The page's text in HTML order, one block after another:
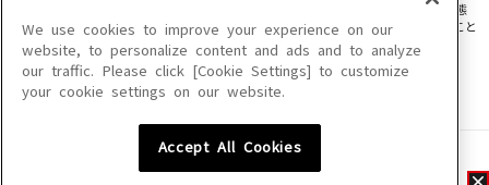
このサイトに掲載されている一切の文章・画像・写真・動画・音声等を、手段や形態
を問わず、著作権法の定める範囲を超えて無断で複製、転載、ファイル化などすること
を禁じます。
楽曲及びコンテンツは、機種によりご利用いただけない場合があります。
楽曲及びコンテンツの配信日、配信内容が変更になる場合があります。
We use cookies to improve your experience on our
website, to personalize content and ads and to analyze
our traffic. Please click [Cookie Settings] to customize
your cookie settings on our website.
Accept All Cookies